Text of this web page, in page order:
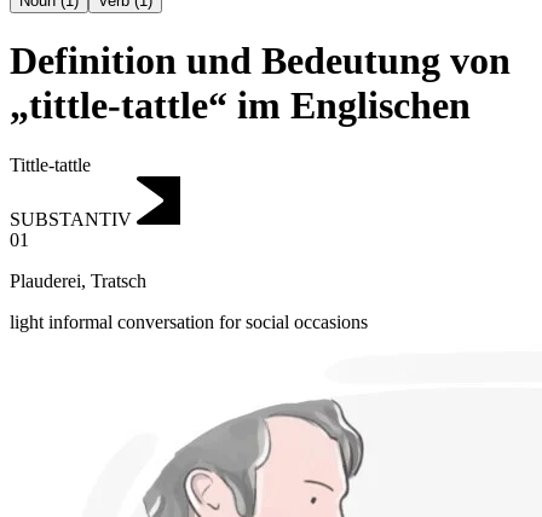
Definition und Bedeutung von
„tittle-tattle“ im Englischen
Tittle-tattle
SUBSTANTIV
01
Plauderei, Tratsch
light informal conversation for social occasions